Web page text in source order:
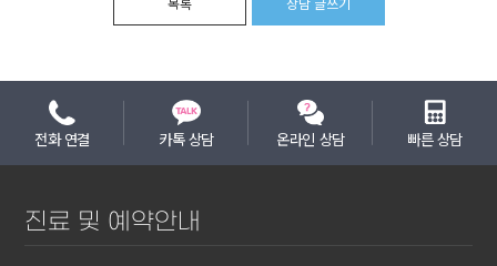
전화 연결 카톡 상담 온라인 상담 빠른 상담
진료 및 예약안내